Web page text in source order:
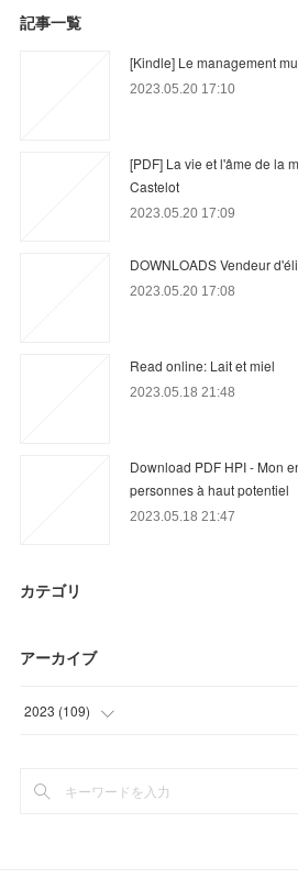
記事一覧
[Kindle] Le management
2023.05.20 17:10
[PDF] La vie et l'âme de la
Castelot
2023.05.20 17:09
DOWNLOADS Vendeur
2023.05.20 17:08
Read online: Lait et miel
2023.05.18 21:48
Download PDF HPI - Mon
personnes à haut potentiel
2023.05.18 21:47
カテゴリ
アーカイブ
2023 (109)
(